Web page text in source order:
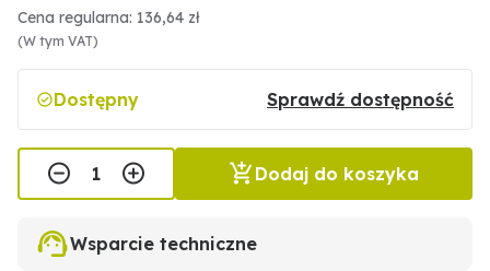
Cena regularna: 136,64 zł
(W tym VAT)
Dostępny Sprawdź dostępność
Dodaj do koszyka
Wsparcie techniczne